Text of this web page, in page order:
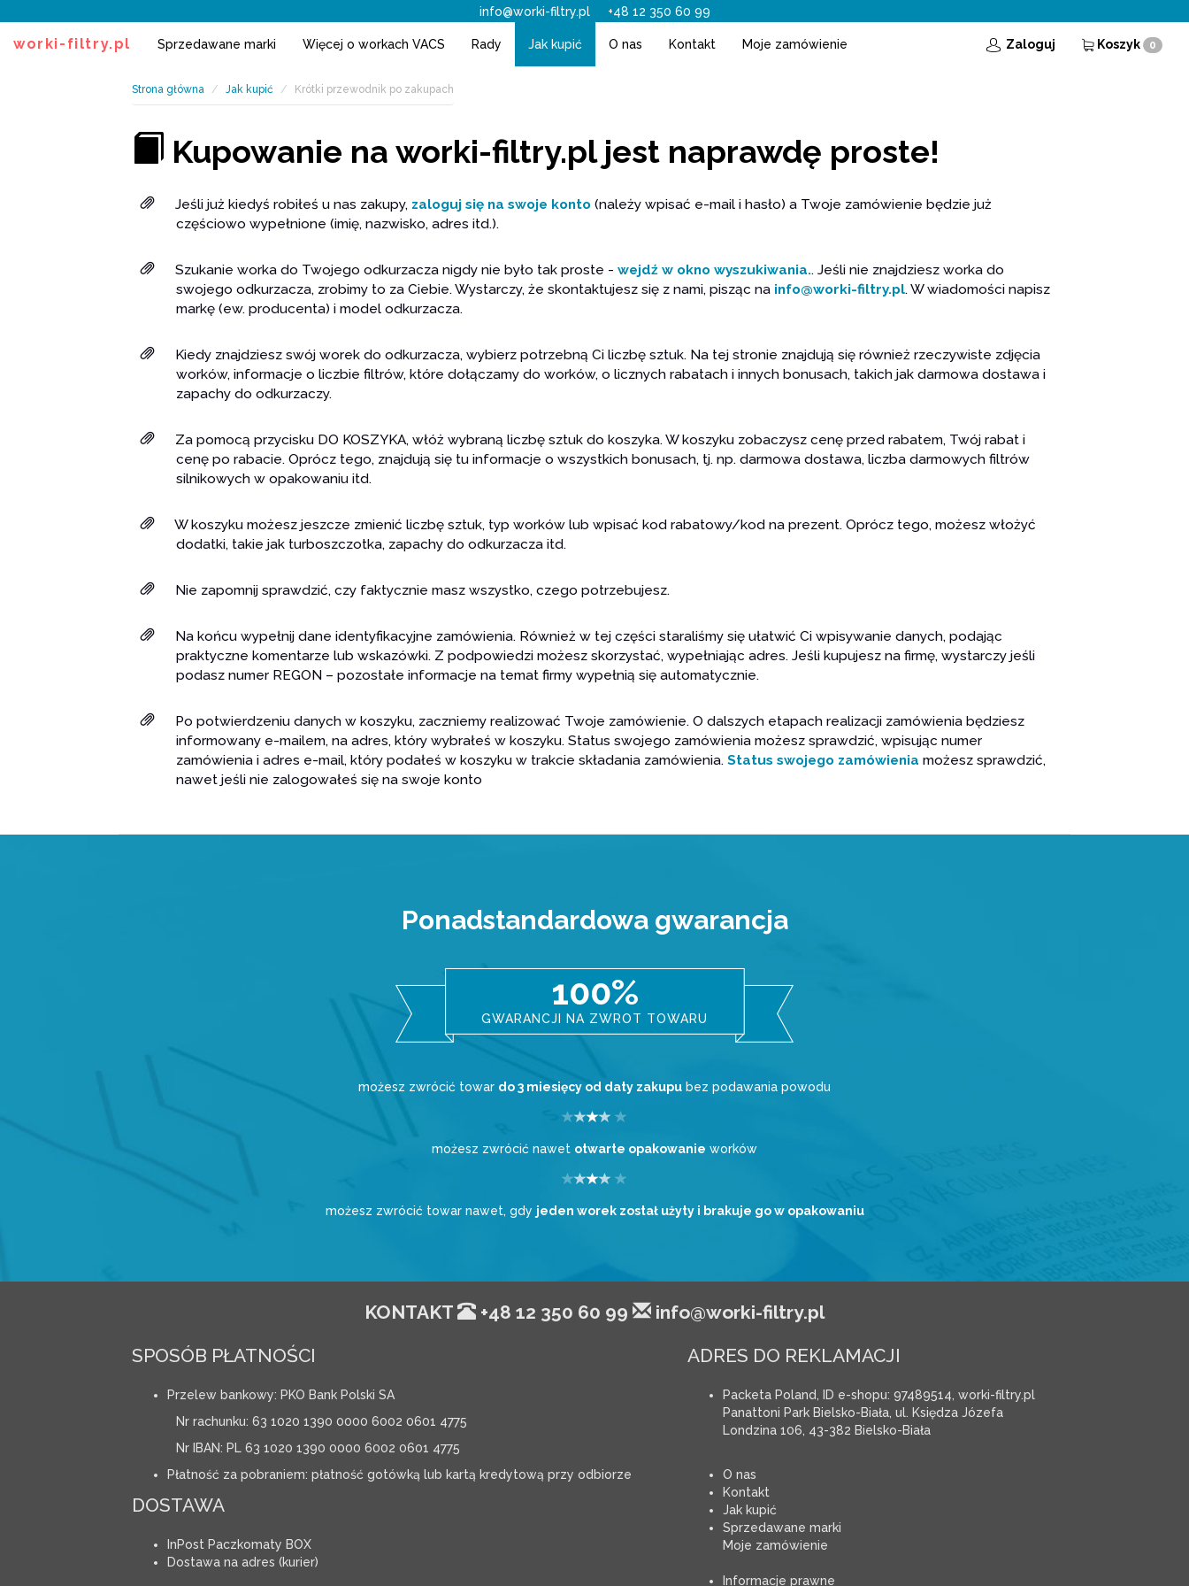
info@worki-filtry.pl +48 12 350 60 99
worki-filtry.pl Zaloguj Koszyk 0
Sprzedawane marki Więcej o workach VACS Rady Jak kupić O nas Kontakt Moje zamówienie
Strona główna Jak kupić Krótki przewodnik po zakupach
Kupowanie na worki-filtry.pl jest naprawdę proste!
Jeśli już kiedyś robiłeś u nas zakupy, zaloguj się na swoje konto (należy wpisać e-mail i hasło) a Twoje zamówienie będzie już
częściowo wypełnione (imię, nazwisko, adres itd.).
Szukanie worka do Twojego odkurzacza nigdy nie było tak proste -wejdź w okno wyszukiwania.. Jeśli nie znajdziesz worka do
swojego odkurzacza, zrobimy to za Ciebie. Wystarczy, że skontaktujesz się z nami, pisząc na info@worki-filtry.pl. W wiadomości napisz
markę (ew. producenta) i model odkurzacza.
Kiedy znajdziesz swój worek do odkurzacza, wybierz potrzebną Ci liczbę sztuk. Na tej stronie znajdują się również rzeczywiste zdjęcia
worków, informacje o liczbie filtrów, które dołączamy do worków, o licznych rabatach i innych bonusach, takich jak darmowa dostawa i
zapachy do odkurzaczy.
Za pomocą przycisku DO KOSZYKA, włóż wybraną liczbę sztuk do koszyka. W koszyku zobaczysz cenę przed rabatem, Twój rabat i
cenę po rabacie. Oprócz tego, znajdują się tu informacje o wszystkich bonusach, tj. np. darmowa dostawa, liczba darmowych filtrów
silnikowych w opakowaniu itd.
W koszyku możesz jeszcze zmienić liczbę sztuk, typ worków lub wpisać kod rabatowy/kod na prezent. Oprócz tego, możesz włożyć
dodatki, takie jak turboszczotka, zapachy do odkurzacza itd.
Nie zapomnij sprawdzić, czy faktycznie masz wszystko, czego potrzebujesz.
Na końcu wypełnij dane identyfikacyjne zamówienia. Również w tej części staraliśmy się ułatwić Ci wpisywanie danych, podając
praktyczne komentarze lub wskazówki. Z podpowiedzi możesz skorzystać, wypełniając adres. Jeśli kupujesz na firmę, wystarczy jeśli
podasz numer REGON – pozostałe informacje na temat firmy wypełnią się automatycznie.
Po potwierdzeniu danych w koszyku, zaczniemy realizować Twoje zamówienie. O dalszych etapach realizacji zamówienia będziesz
informowany e-mailem, na adres, który wybrałeś w koszyku. Status swojego zamówienia możesz sprawdzić, wpisując numer
zamówienia i adres e-mail, który podałeś w koszyku w trakcie składania zamówienia.Status swojego zamówienia możesz sprawdzić,
nawet jeśli nie zalogowałeś się na swoje konto
Ponadstandardowa gwarancja
100%
GWARANCJI NA ZWROT TOWARU
możesz zwrócić towar do 3 miesięcy od daty zakupu bez podawania powodu
możesz zwrócić nawet otwarte opakowanie worków
możesz zwrócić towar nawet, gdy jeden worek został użyty i brakuje go w opakowaniu
KONTAKT +48 12 350 60 99
info@worki-filtry.pl
SPOSÓB PŁATNOŚCI
Przelew bankowy: PKO Bank Polski SA
Nr rachunku: 63 1020 1390 0000 6002 0601 4775
Nr IBAN: PL 63 1020 1390 0000 6002 0601 4775
Płatność za pobraniem: płatność gotówką lub kartą kredytową przy odbiorze
DOSTAWA
InPost Paczkomaty BOX
Dostawa na adres (kurier)
ADRES DO REKLAMACJI
Packeta Poland, ID e-shopu: 97489514, worki-filtry.pl
Panattoni Park Bielsko-Biała, ul. Księdza Józefa
Londzina 106, 43-382 Bielsko-Biała
O nas
Kontakt
Jak kupić
Sprzedawane marki
Moje zamówienie
Informacje prawne